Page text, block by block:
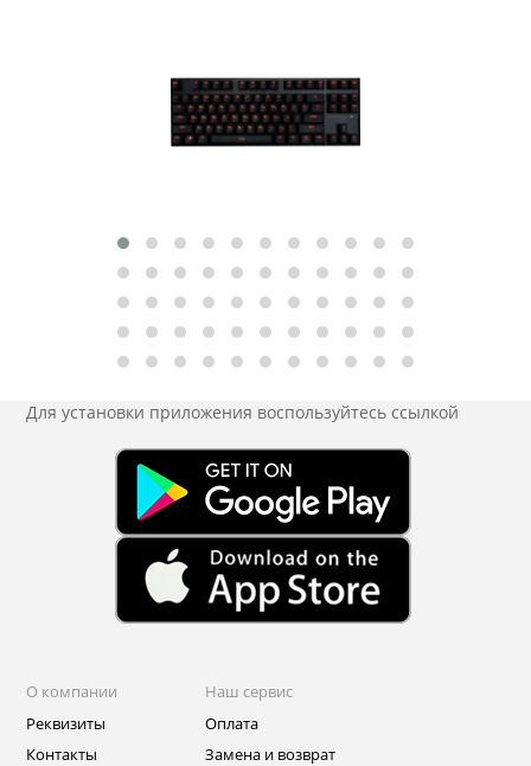
Для установки приложения воспользуйтесь ссылкой
О компании
Реквизиты
Контакты
Наш сервис
Оплата
Замена и возврат